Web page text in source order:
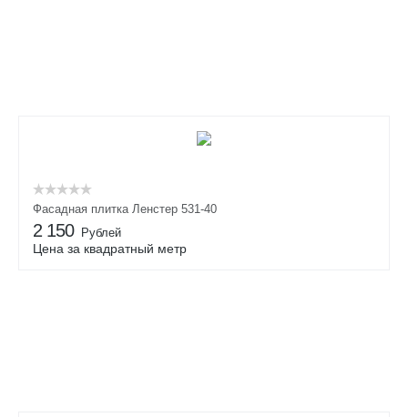
Фасадная плитка Ленстер 531-40
2 150 Рублей
Цена за квадратный метр